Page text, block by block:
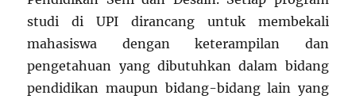
studi di UPI dirancang untuk membekali
mahasiswa dengan keterampilan dan
pengetahuan yang dibutuhkan dalam bidang
pendidikan maupun bidang-bidang lain yang